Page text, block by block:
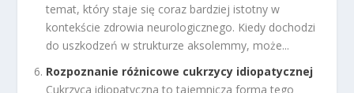
temat, który staje się coraz bardziej istotny w
kontekście zdrowia neurologicznego. Kiedy dochodzi
do uszkodzeń w strukturze aksolemmy, może...
Rozpoznanie różnicowe cukrzycy idiopatycznej
Cukrzyca idiopatyczna to tajemnicza forma tego